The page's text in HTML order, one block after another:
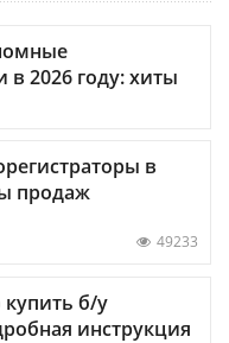
в 2026 году: хиты
в
продаж
49233
купить б/у
инструкция